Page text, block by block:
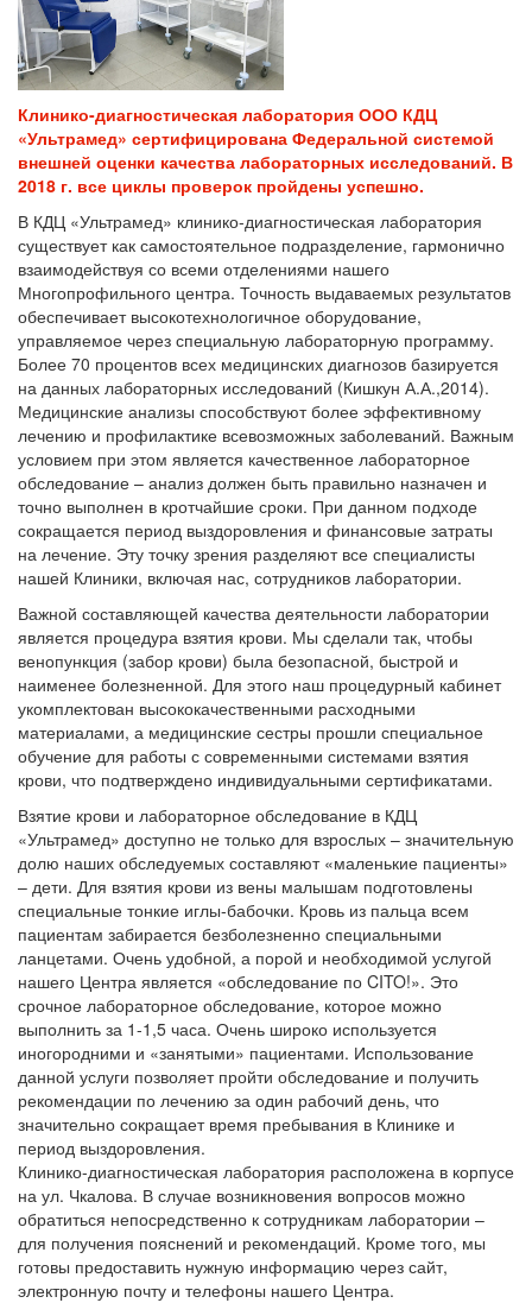
Клинико-диагностическая лаборатория ООО КДЦ
«Ультрамед» сертифицирована Федеральной системой
внешней оценки качества лабораторных исследований. В
2018 г. все циклы проверок пройдены успешно.
В КДЦ «Ультрамед» клинико-диагностическая лаборатория
существует как самостоятельное подразделение, гармонично
взаимодействуя со всеми отделениями нашего
Многопрофильного центра. Точность выдаваемых результатов
обеспечивает высокотехнологичное оборудование,
управляемое через специальную лабораторную программу.
Более 70 процентов всех медицинских диагнозов базируется
на данных лабораторных исследований (Кишкун А.А.,2014).
Медицинские анализы способствуют более эффективному
лечению и профилактике всевозможных заболеваний. Важным
условием при этом является качественное лабораторное
обследование – анализ должен быть правильно назначен и
точно выполнен в кротчайшие сроки. При данном подходе
сокращается период выздоровления и финансовые затраты
на лечение. Эту точку зрения разделяют все специалисты
нашей Клиники, включая нас, сотрудников лаборатории.
Важной составляющей качества деятельности лаборатории
является процедура взятия крови. Мы сделали так, чтобы
венопункция (забор крови) была безопасной, быстрой и
наименее болезненной. Для этого наш процедурный кабинет
укомплектован высококачественными расходными
материалами, а медицинские сестры прошли специальное
обучение для работы с современными системами взятия
крови, что подтверждено индивидуальными сертификатами.
Взятие крови и лабораторное обследование в КДЦ
«Ультрамед» доступно не только для взрослых – значительную
долю наших обследуемых составляют «маленькие пациенты»
– дети. Для взятия крови из вены малышам подготовлены
специальные тонкие иглы-бабочки. Кровь из пальца всем
пациентам забирается безболезненно специальными
ланцетами. Очень удобной, а порой и необходимой услугой
нашего Центра является «обследование по CITO!». Это
срочное лабораторное обследование, которое можно
выполнить за 1-1,5 часа. Очень широко используется
иногородними и «занятыми» пациентами. Использование
данной услуги позволяет пройти обследование и получить
рекомендации по лечению за один рабочий день, что
значительно сокращает время пребывания в Клинике и
период выздоровления.
Клинико-диагностическая лаборатория расположена в корпусе
на ул. Чкалова. В случае возникновения вопросов можно
обратиться непосредственно к сотрудникам лаборатории –
для получения пояснений и рекомендаций. Кроме того, мы
готовы предоставить нужную информацию через сайт,
электронную почту и телефоны нашего Центра.